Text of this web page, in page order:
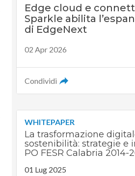
Edge cloud e
Sparkle abilita
di EdgeNext
02 Apr 2026
Condividi
WHITEPAPER
La trasformazione
sostenibilità: strategie e
PO FESR Calabria 2014-
01 Lug 2025